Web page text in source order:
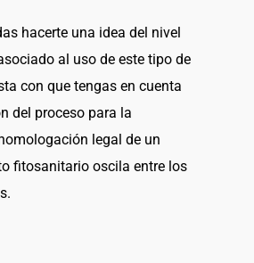
hacerte una idea del nivel
al uso de este tipo de
con que tengas en cuenta
del proceso para la
legal de un
fitosanitario oscila entre los